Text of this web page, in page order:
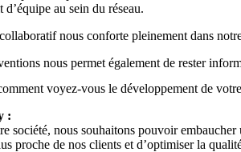
au sein du réseau.
nous conforte pleinement dans
nous permet également de rester
voyez-vous le développement de
:
société, nous souhaitons pouvoir
proche de nos clients et d’optimiser la